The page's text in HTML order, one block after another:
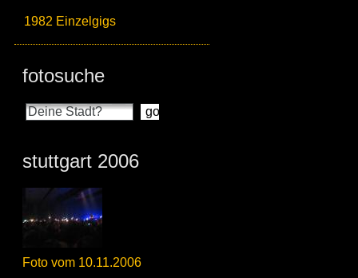
1982 Einzelgigs
fotosuche
stuttgart 2006
Foto vom 10.11.2006